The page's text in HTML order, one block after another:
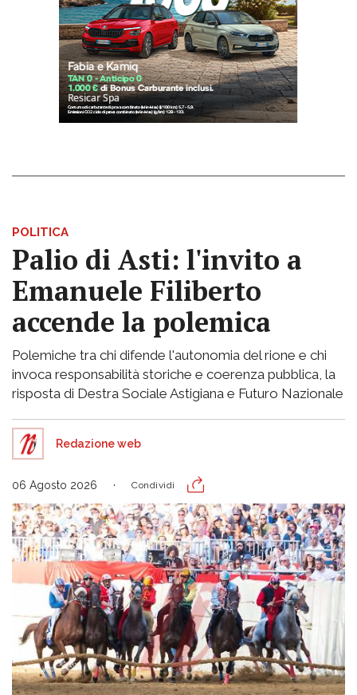
POLITICA
Palio di Asti: l'invito a
Emanuele Filiberto
accende la polemica
Polemiche tra chi difende l'autonomia del rione e chi
invoca responsabilità storiche e coerenza pubblica, la
risposta di Destra Sociale Astigiana e Futuro Nazionale
Redazione web
06 Agosto 2026 Condividi